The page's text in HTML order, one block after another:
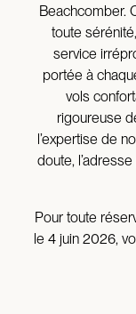
Beachcomber.
toute
service
portée à
vols
rigoureuse
l’expertise de
doute,
Pour toute
le 4 juin 2026,